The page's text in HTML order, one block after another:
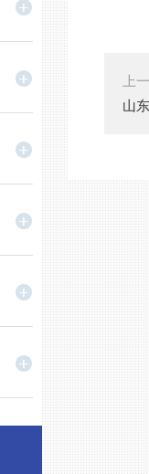
上
山